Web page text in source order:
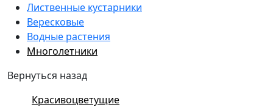
Лиственные кустарники
Вересковые
Водные растения
Многолетники
Вернуться назад
Красивоцветущие